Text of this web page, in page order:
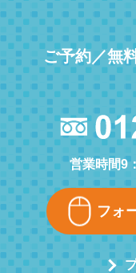
ご予約／無
営業時間9
フォ